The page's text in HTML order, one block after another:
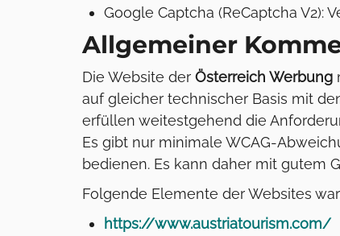
Google Captcha (ReCaptcha V2):
Allgemeiner
Die Website der Österreich Werbung
auf gleicher technischer Basis mit
erfüllen weitestgehend die
Es gibt nur minimale WCAG-
bedienen. Es kann daher mit gutem
Folgende Elemente der Websites
https://www.austriatourism.com/